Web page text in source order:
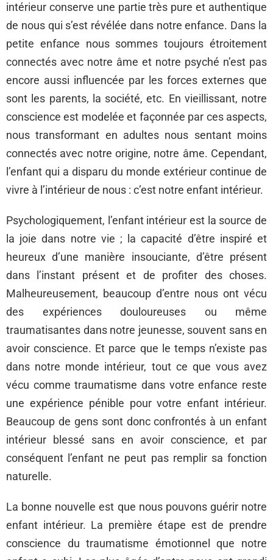
intérieur conserve une partie très pure et authentique
de nous qui s’est révélée dans notre enfance. Dans la
petite enfance nous sommes toujours étroitement
connectés avec notre âme et notre psyché n’est pas
encore aussi influencée par les forces externes que
sont les parents, la société, etc. En vieillissant, notre
conscience est modelée et façonnée par ces aspects,
nous transformant en adultes nous sentant moins
connectés avec notre origine, notre âme. Cependant,
l’enfant qui a disparu du monde extérieur continue de
vivre à l’intérieur de nous : c’est notre enfant intérieur.
Psychologiquement, l’enfant intérieur est la source de
la joie dans notre vie ; la capacité d’être inspiré et
heureux d’une manière insouciante, d’être présent
dans l’instant présent et de profiter des choses.
Malheureusement, beaucoup d’entre nous ont vécu
des expériences douloureuses ou même
traumatisantes dans notre jeunesse, souvent sans en
avoir conscience. Et parce que le temps n’existe pas
dans notre monde intérieur, tout ce que vous avez
vécu comme traumatisme dans votre enfance reste
une expérience pénible pour votre enfant intérieur.
Beaucoup de gens sont donc confrontés à un enfant
intérieur blessé sans en avoir conscience, et par
conséquent l’enfant ne peut pas remplir sa fonction
naturelle.
La bonne nouvelle est que nous pouvons guérir notre
enfant intérieur. La première étape est de prendre
conscience du traumatisme émotionnel que notre